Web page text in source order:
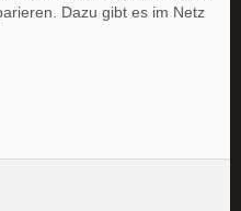
Dazu gibt es im Netz